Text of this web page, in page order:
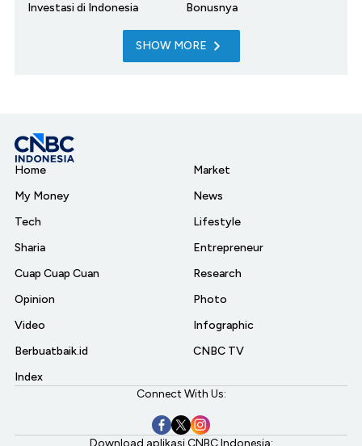
Investasi di Indonesia
Bonusnya
SHOW MORE
Home
My Money
Tech
Sharia
Cuap Cuap Cuan
Opinion
Video
Berbuatbaik.id
Index
Market
News
Lifestyle
Entrepreneur
Research
Photo
Infographic
CNBC TV
Connect With Us: